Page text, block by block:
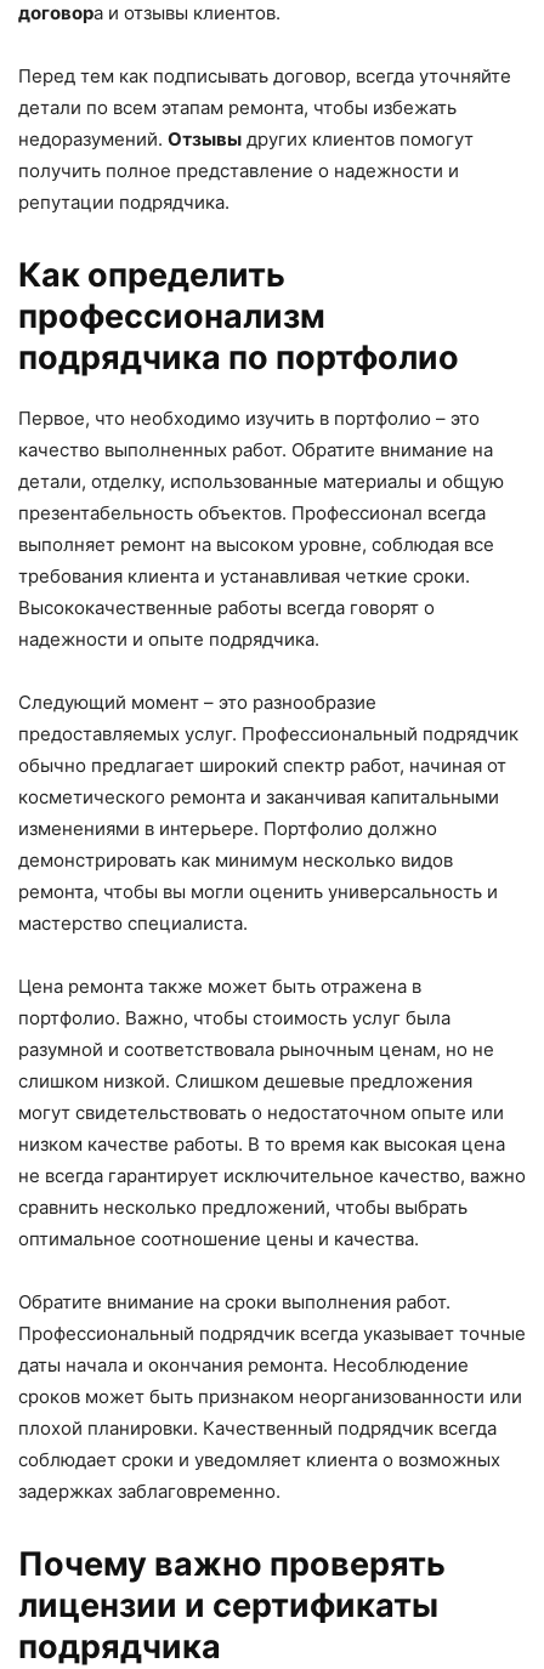
договора и отзывы клиентов.
Перед тем как подписывать договор, всегда уточняйте
детали по всем этапам ремонта, чтобы избежать
недоразумений. Отзывы других клиентов помогут
получить полное представление о надежности и
репутации подрядчика.
Как определить
профессионализм
подрядчика по портфолио
Первое, что необходимо изучить в портфолио – это
качество выполненных работ. Обратите внимание на
детали, отделку, использованные материалы и общую
презентабельность объектов. Профессионал всегда
выполняет ремонт на высоком уровне, соблюдая все
требования клиента и устанавливая четкие сроки.
Высококачественные работы всегда говорят о
надежности и опыте подрядчика.
Следующий момент – это разнообразие
предоставляемых услуг. Профессиональный подрядчик
обычно предлагает широкий спектр работ, начиная от
косметического ремонта и заканчивая капитальными
изменениями в интерьере. Портфолио должно
демонстрировать как минимум несколько видов
ремонта, чтобы вы могли оценить универсальность и
мастерство специалиста.
Цена ремонта также может быть отражена в
портфолио. Важно, чтобы стоимость услуг была
разумной и соответствовала рыночным ценам, но не
слишком низкой. Слишком дешевые предложения
могут свидетельствовать о недостаточном опыте или
низком качестве работы. В то время как высокая цена
не всегда гарантирует исключительное качество, важно
сравнить несколько предложений, чтобы выбрать
оптимальное соотношение цены и качества.
Обратите внимание на сроки выполнения работ.
Профессиональный подрядчик всегда указывает точные
даты начала и окончания ремонта. Несоблюдение
сроков может быть признаком неорганизованности или
плохой планировки. Качественный подрядчик всегда
соблюдает сроки и уведомляет клиента о возможных
задержках заблаговременно.
Почему важно проверять
лицензии и сертификаты
подрядчика